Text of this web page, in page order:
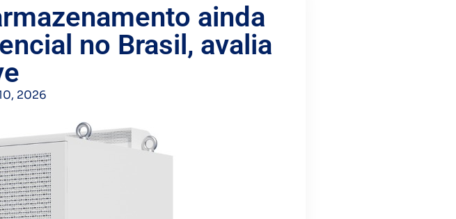
ainda
no Brasil, avalia
2026